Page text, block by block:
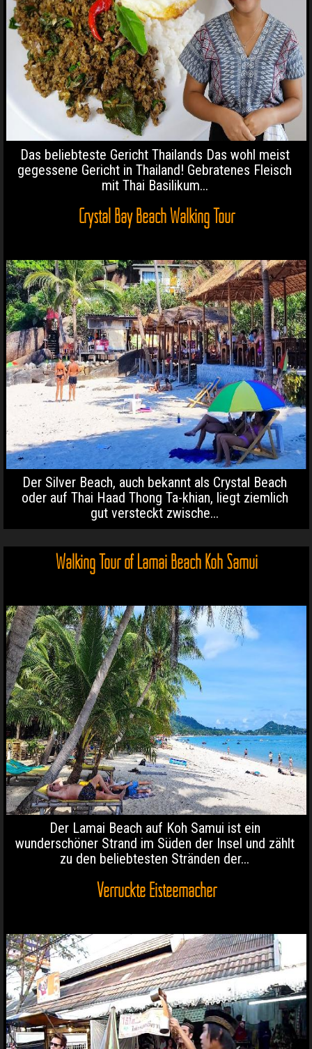
Das beliebteste Gericht Thailands Das wohl meist
gegessene Gericht in Thailand! Gebratenes Fleisch
mit Thai Basilikum...
Crystal Bay Beach Walking Tour
Der Silver Beach, auch bekannt als Crystal Beach
oder auf Thai Haad Thong Ta-khian, liegt ziemlich
gut versteckt zwische...
Walking Tour of Lamai Beach Koh Samui
Der Lamai Beach auf Koh Samui ist ein
wunderschöner Strand im Süden der Insel und zählt
zu den beliebtesten Stränden der...
Verrückte Eisteemacher